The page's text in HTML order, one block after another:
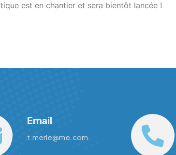
est en chantier et sera bientôt lancée !
Email
t.merle@me.com